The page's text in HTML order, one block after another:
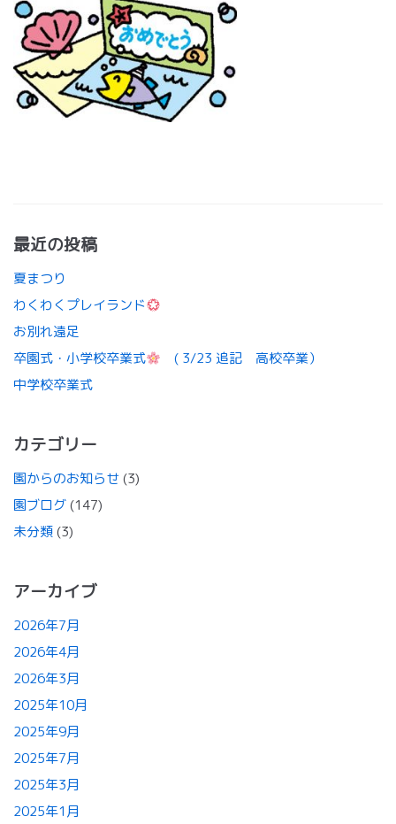
最近の投稿
夏まつり
わくわくプレイランド
お別れ遠足
卒園式・小学校卒業式
( 3/23 追記 高校卒業）
中学校卒業式
カテゴリー
園からのお知らせ(3)
園ブログ(147)
未分類(3)
アーカイブ
2026年7月
2026年4月
2026年3月
2025年10月
2025年9月
2025年7月
2025年3月
2025年1月